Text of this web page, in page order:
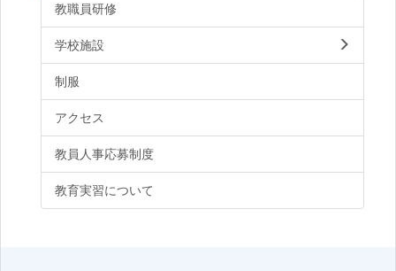
教職員研修
学校施設
制服
アクセス
教員人事応募制度
教育実習について